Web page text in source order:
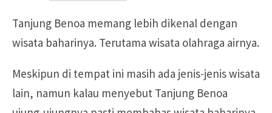
Tanjung Benoa memang lebih dikenal dengan
wisata baharinya. Terutama wisata olahraga airnya.
Meskipun di tempat ini masih ada jenis-jenis wisata
lain, namun kalau menyebut Tanjung Benoa